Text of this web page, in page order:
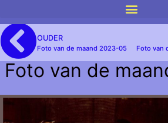
OUDER
Foto van de maand 2023-05 Foto van
Foto van de